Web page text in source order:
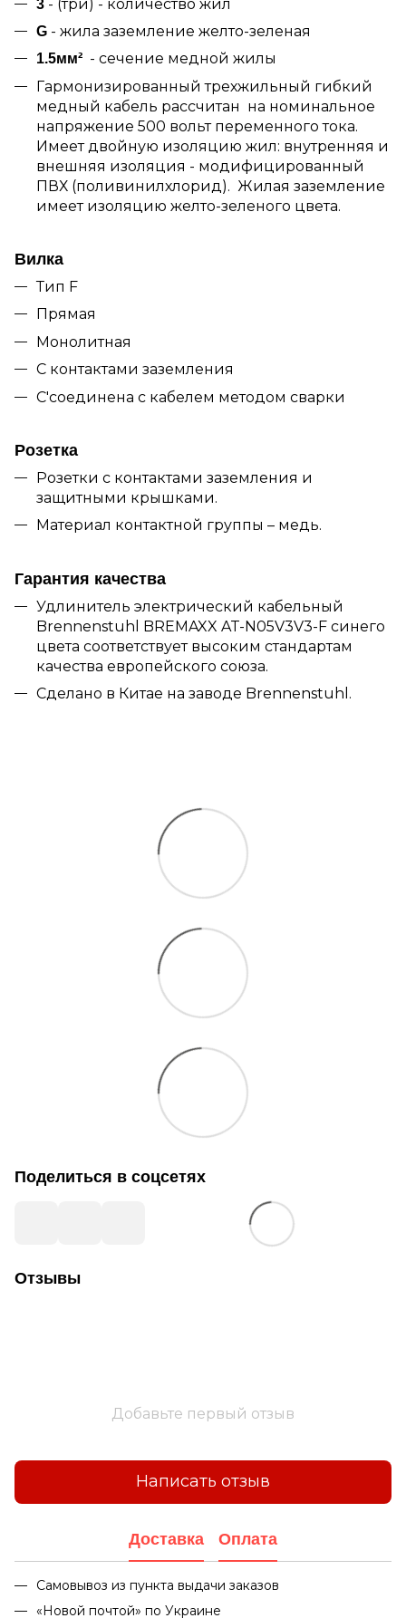
3 - (три) - количество жил
G - жила заземление желто-зеленая
1.5мм² - сечение медной жилы
Гармонизированный трехжильный гибкий
медный кабель рассчитан на номинальное
напряжение 500 вольт переменного тока.
Имеет двойную изоляцию жил: внутренняя и
внешняя изоляция - модифицированный
ПВХ (поливинилхлорид). Жилая заземление
имеет изоляцию желто-зеленого цвета.
Вилка
Тип F
Прямая
Монолитная
С контактами заземления
С'соединена с кабелем методом сварки
Розетка
Розетки с контактами заземления и
защитными крышками.
Материал контактной группы – медь.
Гарантия качества
Удлинитель электрический кабельный
Brennenstuhl BREMAXX AT-N05V3V3-F синего
цвета соответствует высоким стандартам
качества европейского союза.
Сделано в Китае на заводе Brennenstuhl.
Поделиться в соцсетях
Отзывы
Добавьте первый отзыв
Написать отзыв
Доставка Оплата
Самовывоз из пункта выдачи заказов
«Новой почтой» по Украине